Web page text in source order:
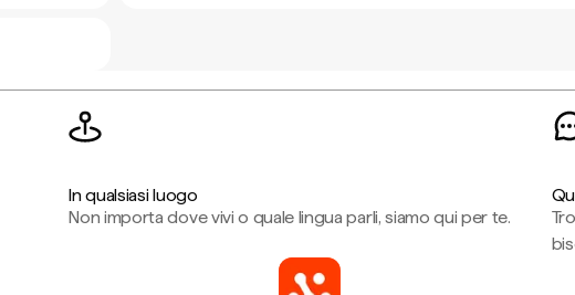
In qualsiasi luogo
Non importa dove vivi o quale lingua parli, siamo qui per te.